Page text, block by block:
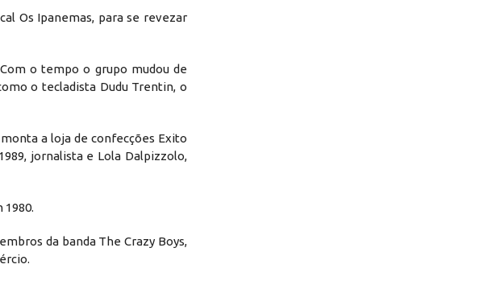
Os Ipanemas, para se revezar
o tempo o grupo mudou de
o tecladista Dudu Trentin, o
a loja de confecções Exito
jornalista e Lola Dalpizzolo,
1980.
da banda The Crazy Boys,